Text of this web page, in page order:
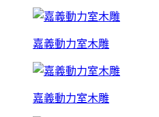
嘉義動力室木雕
嘉義動力室木雕